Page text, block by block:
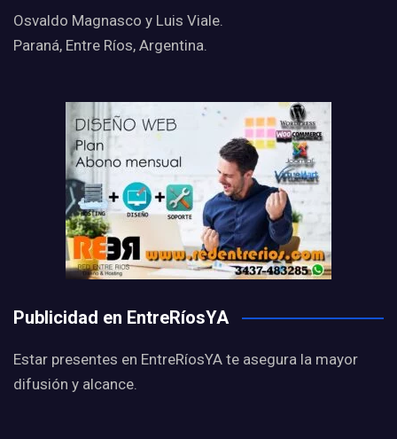
Osvaldo Magnasco y Luis Viale.
Paraná, Entre Ríos, Argentina.
Publicidad en EntreRíosYA
Estar presentes en EntreRíosYA te asegura la mayor
difusión y alcance.